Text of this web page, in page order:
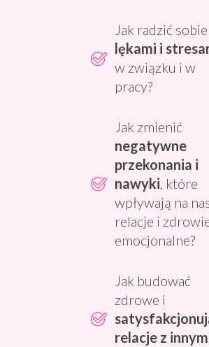
Jak radzić
lękami i
w związku i w
pracy?
Jak zmienić
negatywne
przekonania i
nawyki, które
wpływają na
relacje i
emocjonalne?
Jak budować
zdrowe i
relacje z